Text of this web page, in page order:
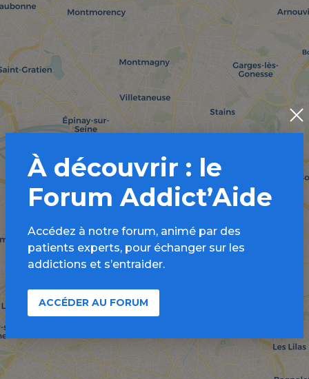
À découvrir : le
Forum Addict’Aide
Accédez à notre forum, animé par des
patients experts, pour échanger sur les
addictions et s’entraider.
ACCÉDER AU FORUM